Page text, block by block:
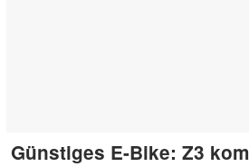
Günstiges E-Bike: Z3